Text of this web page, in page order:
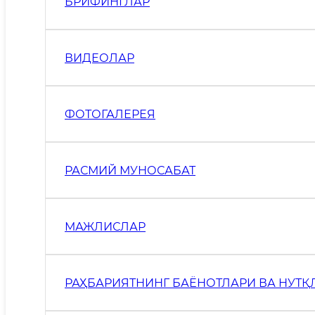
ВИДЕОЛАР
ФОТОГАЛЕРЕЯ
РАСМИЙ МУНОСАБАТ
МАЖЛИСЛАР
РАҲБАРИЯТНИНГ БАЁНОТЛАРИ ВА